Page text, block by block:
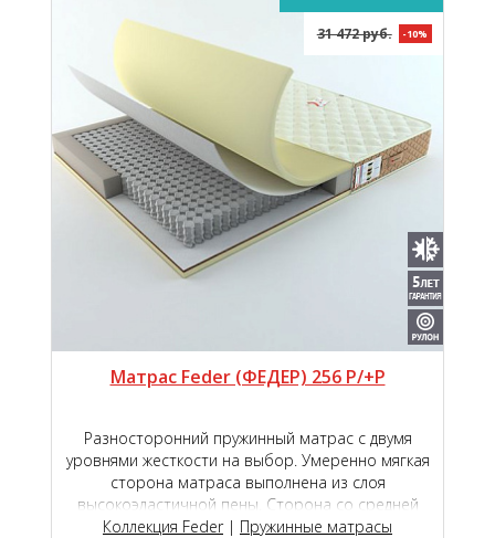
31 472 руб. -10%
Матрас Feder (ФЕДЕР) 256 P/+P
Разносторонний пружинный матрас с двумя
уровнями жесткости на выбор. Умеренно мягкая
сторона матраса выполнена из слоя
высокоэластичной пены. Сторона со средней
жесткостью выполнена из комбинации слоев
Коллекция Feder| Пружинные матрасы